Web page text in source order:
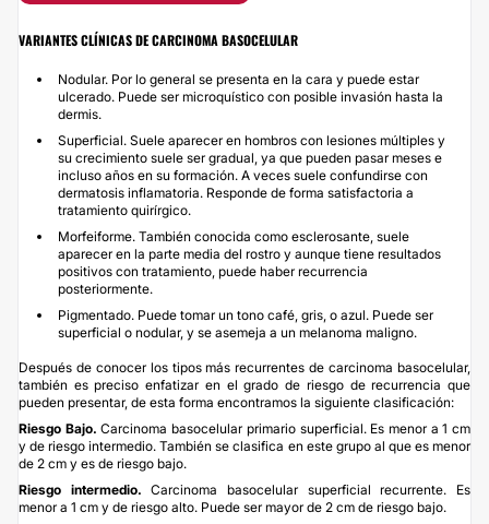
VARIANTES CLÍNICAS DE CARCINOMA BASOCELULAR
Nodular. Por lo general se presenta en la cara y puede estar
ulcerado. Puede ser microquístico con posible invasión hasta la
dermis.
Superficial. Suele aparecer en hombros con lesiones múltiples y
su crecimiento suele ser gradual, ya que pueden pasar meses e
incluso años en su formación. A veces suele confundirse con
dermatosis inflamatoria. Responde de forma satisfactoria a
tratamiento quirírgico.
Morfeiforme. También conocida como esclerosante, suele
aparecer en la parte media del rostro y aunque tiene resultados
positivos con tratamiento, puede haber recurrencia
posteriormente.
Pigmentado. Puede tomar un tono café, gris, o azul. Puede ser
superficial o nodular, y se asemeja a un melanoma maligno.
Después de conocer los tipos más recurrentes de carcinoma basocelular,
también es preciso enfatizar en el grado de riesgo de recurrencia que
pueden presentar, de esta forma encontramos la siguiente clasificación:
Riesgo Bajo.Carcinoma basocelular primario superficial. Es menor a 1 cm
y de riesgo intermedio. También se clasifica en este grupo al que es menor
de 2 cm y es de riesgo bajo.
Riesgo intermedio.Carcinoma basocelular superficial recurrente. Es
menor a 1 cm y de riesgo alto. Puede ser mayor de 2 cm de riesgo bajo.